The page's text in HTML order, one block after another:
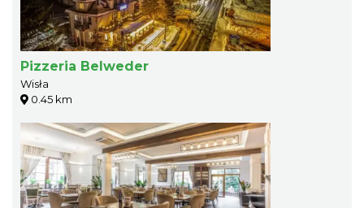
Pizzeria Belweder
Wisła
0.45 km